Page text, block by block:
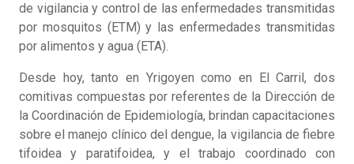
de vigilancia y control de las enfermedades transmitidas
por mosquitos (ETM) y las enfermedades transmitidas
por alimentos y agua (ETA).
Desde hoy, tanto en Yrigoyen como en El Carril, dos
comitivas compuestas por referentes de la Dirección de
la Coordinación de Epidemiología, brindan capacitaciones
sobre el manejo clínico del dengue, la vigilancia de fiebre
tifoidea y paratifoidea, y el trabajo coordinado con